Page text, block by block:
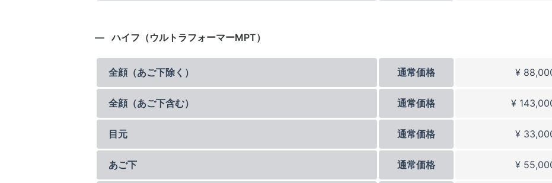
ハイフ（ウルトラフォーマーMPT）
全顔（あご下除く） 通常価格 ¥
全顔（あご下含む） 通常価格 ¥
目元 通常価格 ¥
あご下 通常価格 ¥